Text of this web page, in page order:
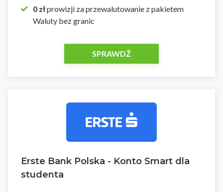
0 złprowizji za przewalutowanie z pakietem
Waluty bez granic
SPRAWDŹ
Erste Bank Polska - Konto Smart dla
studenta